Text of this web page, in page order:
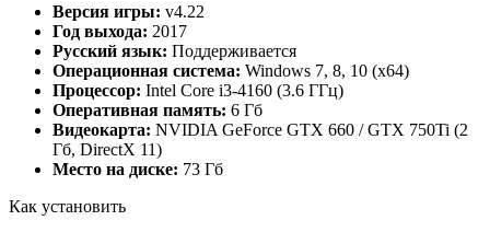
Версия игры: v4.22
Год выхода: 2017
Русский язык: Поддерживается
Операционная система: Windows 7, 8, 10 (x64)
Процессор: Intel Core i3-4160 (3.6 ГГц)
Оперативная память: 6 Гб
Видеокарта: NVIDIA GeForce GTX 660 / GTX 750Ti (2
Гб, DirectX 11)
Место на диске: 73 Гб
Как установить